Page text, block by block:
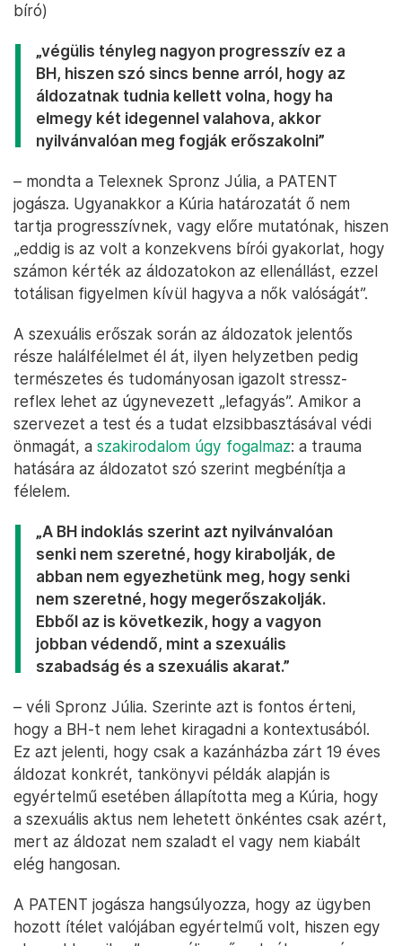
bíró)
„végülis tényleg nagyon progresszív ez a
BH, hiszen szó sincs benne arról, hogy az
áldozatnak tudnia kellett volna, hogy ha
elmegy két idegennel valahova, akkor
nyilvánvalóan meg fogják erőszakolni”
– mondta a Telexnek Spronz Júlia, a PATENT
jogásza. Ugyanakkor a Kúria határozatát ő nem
tartja progresszívnek, vagy előre mutatónak, hiszen
„eddig is az volt a konzekvens bírói gyakorlat, hogy
számon kérték az áldozatokon az ellenállást, ezzel
totálisan figyelmen kívül hagyva a nők valóságát”.
A szexuális erőszak során az áldozatok jelentős
része halálfélelmet él át, ilyen helyzetben pedig
természetes és tudományosan igazolt stressz-
reflex lehet az úgynevezett „lefagyás”. Amikor a
szervezet a test és a tudat elzsibbasztásával védi
önmagát, a szakirodalom úgy fogalmaz: a trauma
hatására az áldozatot szó szerint megbénítja a
félelem.
„A BH indoklás szerint azt nyilvánvalóan
senki nem szeretné, hogy kirabolják, de
abban nem egyezhetünk meg, hogy senki
nem szeretné, hogy megerőszakolják.
Ebből az is következik, hogy a vagyon
jobban védendő, mint a szexuális
szabadság és a szexuális akarat.”
– véli Spronz Júlia. Szerinte azt is fontos érteni,
hogy a BH-t nem lehet kiragadni a kontextusából.
Ez azt jelenti, hogy csak a kazánházba zárt 19 éves
áldozat konkrét, tankönyvi példák alapján is
egyértelmű esetében állapította meg a Kúria, hogy
a szexuális aktus nem lehetett önkéntes csak azért,
mert az áldozat nem szaladt el vagy nem kiabált
elég hangosan.
A PATENT jogásza hangsúlyozza, hogy az ügyben
hozott ítélet valójában egyértelmű volt, hiszen egy